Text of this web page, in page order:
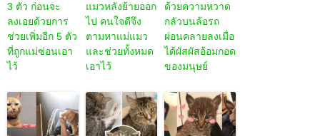
3 ตัว ก่อนจะ
ลงเอยด้วยการ
ช่วยเพิ่มอีก 5 ตัว
ที่ถูกแม่ซ่อนเอา
ไว้
แมวหลังย้ายออก
ไป คนใจดีจึง
ตามหาแม่แมว
และช่วยทั้งหมด
เอาไว้
ด้วยความหวาด
กลัวบนล้อรถ
ผ่อนคลายลงเมื่อ
ได้ผัสผัสอ้อมกอด
ของมนุษย์